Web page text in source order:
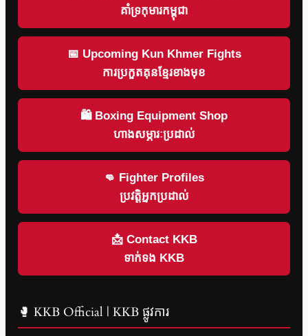
គាំទ្រកុមារកម្ពុជា
📅 Upcoming Kun Khmer Fights
ការប្រកួតគុនខ្មែរខាងមុខ
🛍 Boxing Equipment Shop
ហាងសម្ភារៈប្រដាល់
👊 Fighter Profiles
ប្រវត្តិអ្នកប្រដាល់
📩 Contact KKB
ទាក់ទង KKB
🥊 KKB Official | KKB ផ្លូវការ